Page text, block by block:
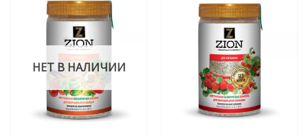
НЕТ В НАЛИЧИИ